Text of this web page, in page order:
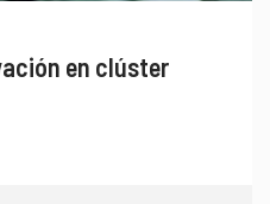
en clúster